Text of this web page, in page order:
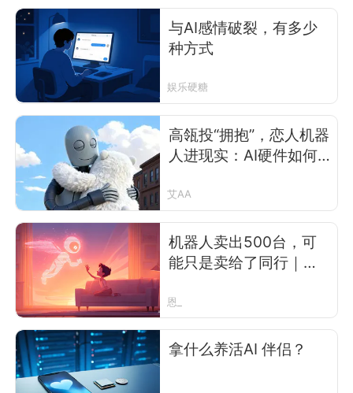
与AI感情破裂，有多少
种方式
娱乐硬糖
高瓴投“拥抱”，恋人机器
人进现实：AI硬件如何
艾AA
机器人卖出500台，可
能只是卖给了同行｜四
件的真实生死线
恩_
拿什么养活AI 伴侣？